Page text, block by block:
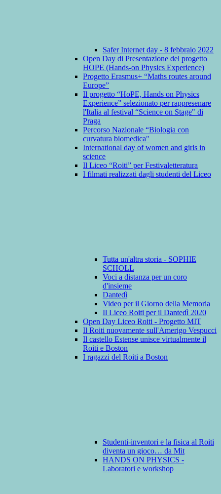
Safer Internet day - 8 febbraio 2022
Open Day di Presentazione del progetto
HOPE (Hands-on Physics Experience)
Progetto Erasmus+ “Maths routes around
Europe”
Il progetto “HoPE, Hands on Physics
Experience” selezionato per rappresenare
l'Italia al festival “Science on Stage" di
Praga
Percorso Nazionale “Biologia con
curvatura biomedica"
International day of women and girls in
science
Il Liceo “Roiti” per Festivaletteratura
I filmati realizzati dagli studenti del Liceo
Tutta un'altra storia - SOPHIE
SCHOLL
Voci a distanza per un coro
d'insieme
Dantedì
Video per il Giorno della Memoria
Il Liceo Roiti per il Dantedì 2020
Open Day Liceo Roiti - Progetto MIT
Il Roiti nuovamente sull'Amerigo Vespucci
Il castello Estense unisce virtualmente il
Roiti e Boston
I ragazzi del Roiti a Boston
Studenti-inventori e la fisica al Roiti
diventa un gioco… da Mit
HANDS ON PHYSICS -
Laboratori e workshop